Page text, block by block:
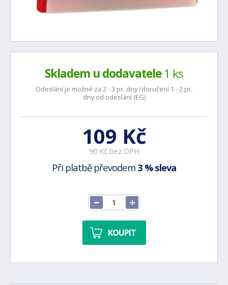
Skladem u dodavatele1 ks
Odeslání je možné za 2 - 3 pr. dny /doručení 1 - 2 pr.
dny od odeslání (EG)
109 Kč
90 Kč bez DPH
Při platbě převodem 3 % sleva
KOUPIT